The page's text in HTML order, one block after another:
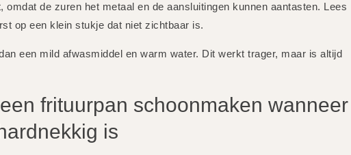
omdat de zuren het metaal en de aansluitingen kunnen aantasten. Lees
op een klein stukje dat niet zichtbaar is.
een mild afwasmiddel en warm water. Dit werkt trager, maar is altijd
frituurpan schoonmaken wanneer
is